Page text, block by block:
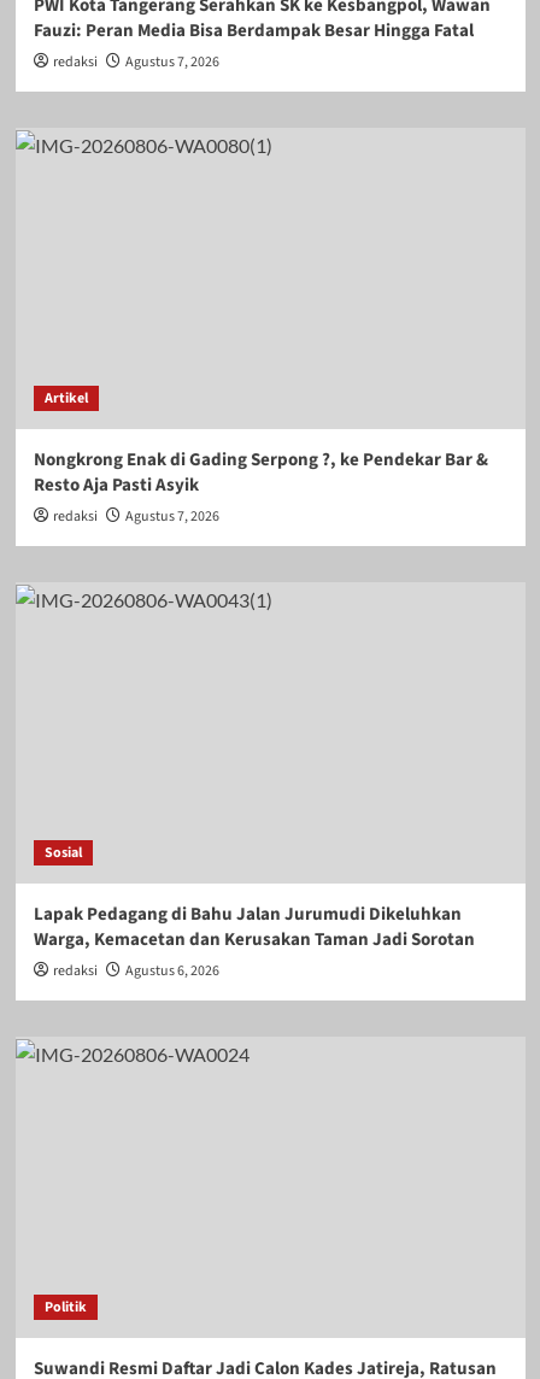
Fauzi: Peran Media Bisa Berdampak Besar Hingga Fatal
redaksi Agustus 7, 2026
Artikel
Nongkrong Enak di Gading Serpong ?, ke Pendekar Bar &
Resto Aja Pasti Asyik
redaksi Agustus 7, 2026
Sosial
Lapak Pedagang di Bahu Jalan Jurumudi Dikeluhkan
Warga, Kemacetan dan Kerusakan Taman Jadi Sorotan
redaksi Agustus 6, 2026
Politik
Suwandi Resmi Daftar Jadi Calon Kades Jatireja, Ratusan